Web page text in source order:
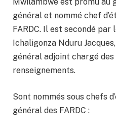
Mwilambwe est promu au
général et nommé chef
FARDC. Il est secondé
Ichaligonza Nduru
général adjoint chargé
renseignements.
Sont nommés sous chefs
général des FARDC :